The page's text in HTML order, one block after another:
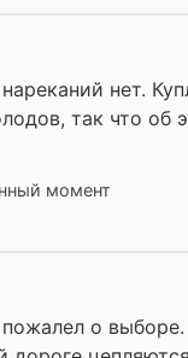
нет.
так что
момент
о